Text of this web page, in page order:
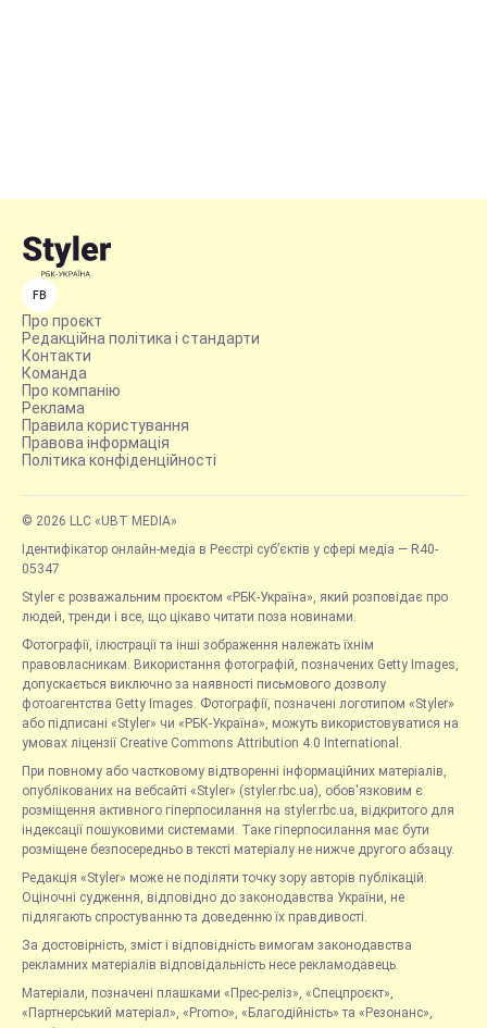
FB
Про проєкт
Редакційна політика і стандарти
Контакти
Команда
Про компанію
Реклама
Правила користування
Правова інформація
Політика конфіденційності
© 2026 LLC «UBT MEDIA»
Ідентифікатор онлайн-медіа в Реєстрі суб’єктів у сфері медіа — R40-
05347
Styler є розважальним проєктом «РБК-Україна», який розповідає про
людей, тренди і все, що цікаво читати поза новинами.
Фотографії, ілюстрації та інші зображення належать їхнім
правовласникам. Використання фотографій, позначених Getty Images,
допускається виключно за наявності письмового дозволу
фотоагентства Getty Images. Фотографії, позначені логотипом «Styler»
або підписані «Styler» чи «РБК-Україна», можуть використовуватися на
умовах ліцензії Creative Commons Attribution 4.0 International.
При повному або частковому відтворенні інформаційних матеріалів,
опублікованих на вебсайті «Styler» (styler.rbc.ua), обов'язковим є
розміщення активного гіперпосилання на styler.rbc.ua, відкритого для
індексації пошуковими системами. Таке гіперпосилання має бути
розміщене безпосередньо в тексті матеріалу не нижче другого абзацу.
Редакція «Styler» може не поділяти точку зору авторів публікацій.
Оціночні судження, відповідно до законодавства України, не
підлягають спростуванню та доведенню їх правдивості.
За достовірність, зміст і відповідність вимогам законодавства
рекламних матеріалів відповідальність несе рекламодавець.
Матеріали, позначені плашками «Прес-реліз», «Спецпроєкт»,
«Партнерський матеріал», «Promo», «Благодійність» та «Резонанс»,